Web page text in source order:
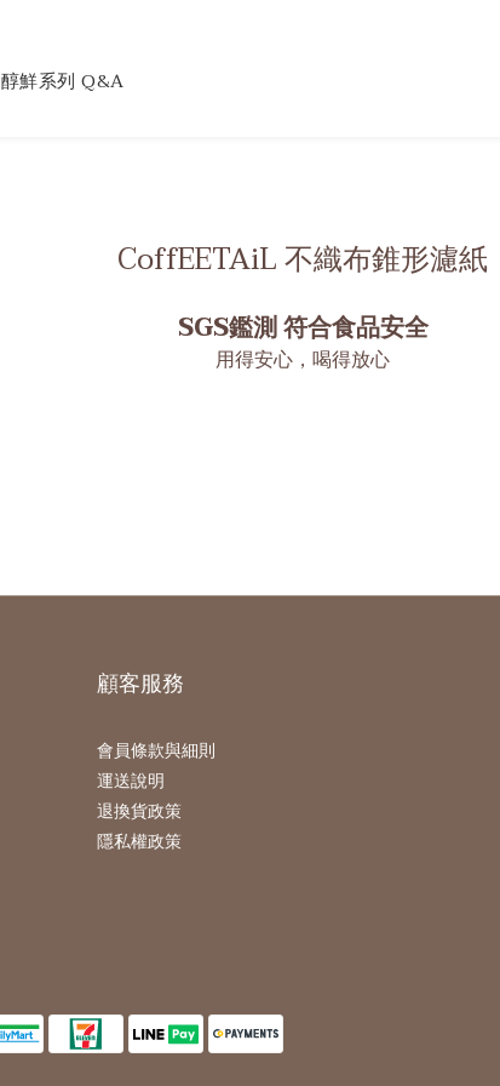
醇鮮系列 Q&A
CoffEETAiL 不織布錐形濾紙
SGS鑑測 符合食品安全
用得安心，喝得放心
顧客服務
會員條款與細則
運送說明
退換貨政策
隱私權政策